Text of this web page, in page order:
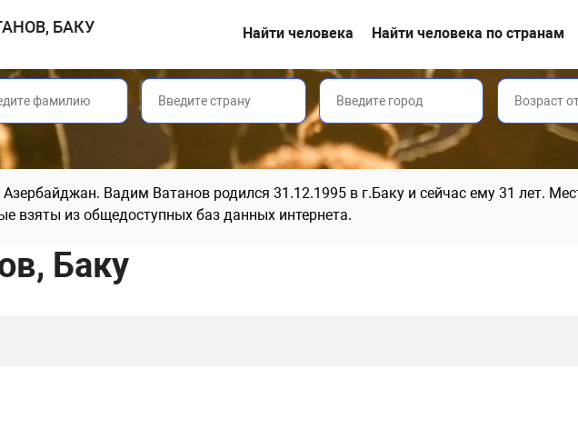
БАКУ Найти человека Найти человека по странам
Вадим Ватанов родился 31.12.1995 в г.Баку и сейчас ему 31 лет.
взяты из общедоступных баз данных интернета.
Баку